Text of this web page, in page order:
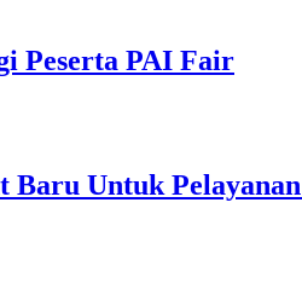
Peserta PAI Fair
Baru Untuk